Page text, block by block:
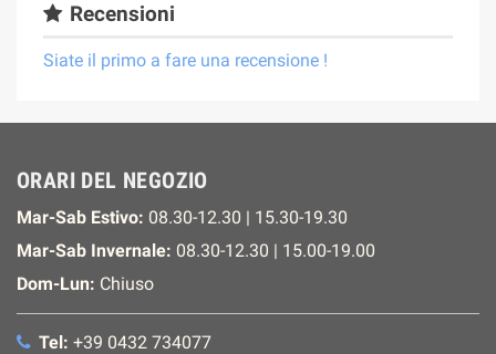
Recensioni
Siate il primo a fare una recensione !
ORARI DEL NEGOZIO
Mar-Sab Estivo: 08.30-12.30 | 15.30-19.30
Mar-Sab Invernale: 08.30-12.30 | 15.00-19.00
Dom-Lun: Chiuso
Tel: +39 0432 734077